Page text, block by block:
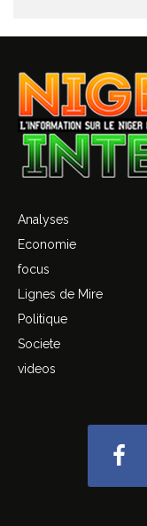
Analyses
Economie
focus
Lignes de Mire
Politique
Societe
videos